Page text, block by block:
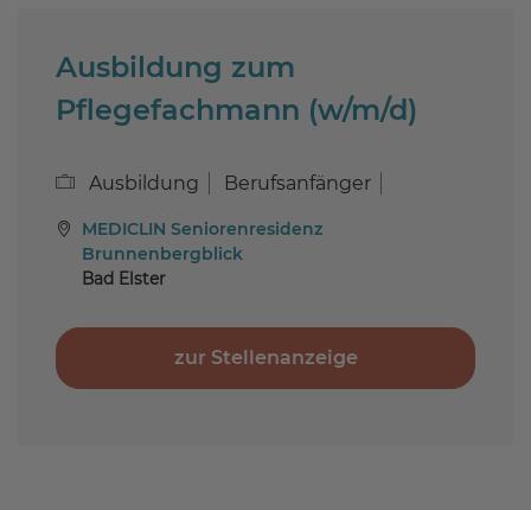
Ausbildung zum
Pflegefachmann (w/m/d)
Ausbildung Berufsanfänger
MEDICLIN Seniorenresidenz
Brunnenbergblick
Bad Elster
zur Stellenanzeige